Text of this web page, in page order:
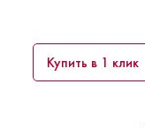
Купить в 1 клик